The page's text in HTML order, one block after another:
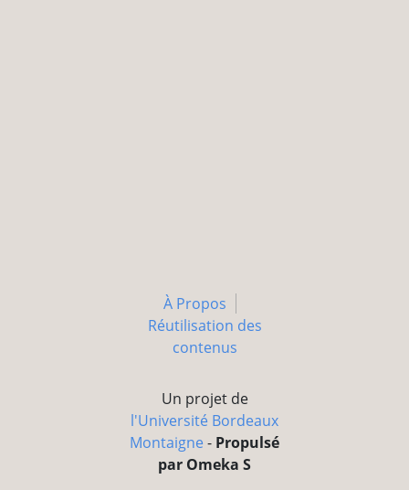
À Propos
Réutilisation des
contenus
Un projet de
l'Université Bordeaux
Montaigne - Propulsé
par Omeka S